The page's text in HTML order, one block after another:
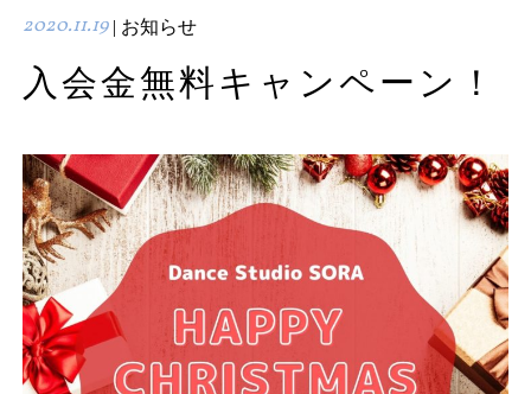
2020.11.19| お知らせ
入会金無料キャンペーン！